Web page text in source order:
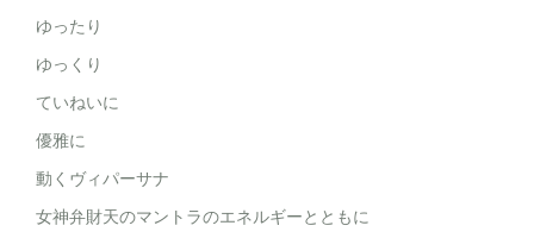
ゆったり
ゆっくり
ていねいに
優雅に
動くヴィパーサナ
女神弁財天のマントラのエネルギーとともに